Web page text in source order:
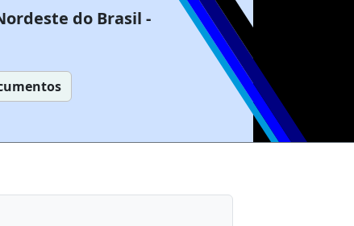
do Brasil -